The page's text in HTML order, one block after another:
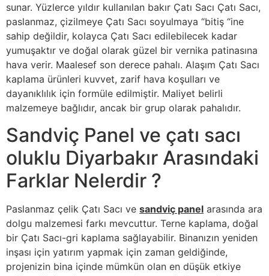
sunar. Yüzlerce yıldır kullanılan bakır Çatı Sacı Çatı Sacı,
paslanmaz, çizilmeye Çatı Sacı soyulmaya “bitiş “ine
sahip değildir, kolayca Çatı Sacı edilebilecek kadar
yumuşaktır ve doğal olarak güzel bir vernika patinasına
hava verir. Maalesef son derece pahalı. Alaşım Çatı Sacı
kaplama ürünleri kuvvet, zarif hava koşulları ve
dayanıklılık için formüle edilmiştir. Maliyet belirli
malzemeye bağlıdır, ancak bir grup olarak pahalıdır.
Sandviç Panel ve çatı sacı
oluklu Diyarbakır Arasındaki
Farklar Nelerdir ?
Paslanmaz çelik Çatı Sacı ve sandviç panel arasında ara
dolgu malzemesi farkı mevcuttur. Terne kaplama, doğal
bir Çatı Sacı-gri kaplama sağlayabilir. Binanızın yeniden
inşası için yatırım yapmak için zaman geldiğinde,
projenizin bina içinde mümkün olan en düşük etkiye